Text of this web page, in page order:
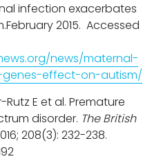
infection exacerbates
2015. Accessed
news/maternal-
effect-on-autism/
Rutz E et al. Premature
disorder. The British
208(3): 232-238.